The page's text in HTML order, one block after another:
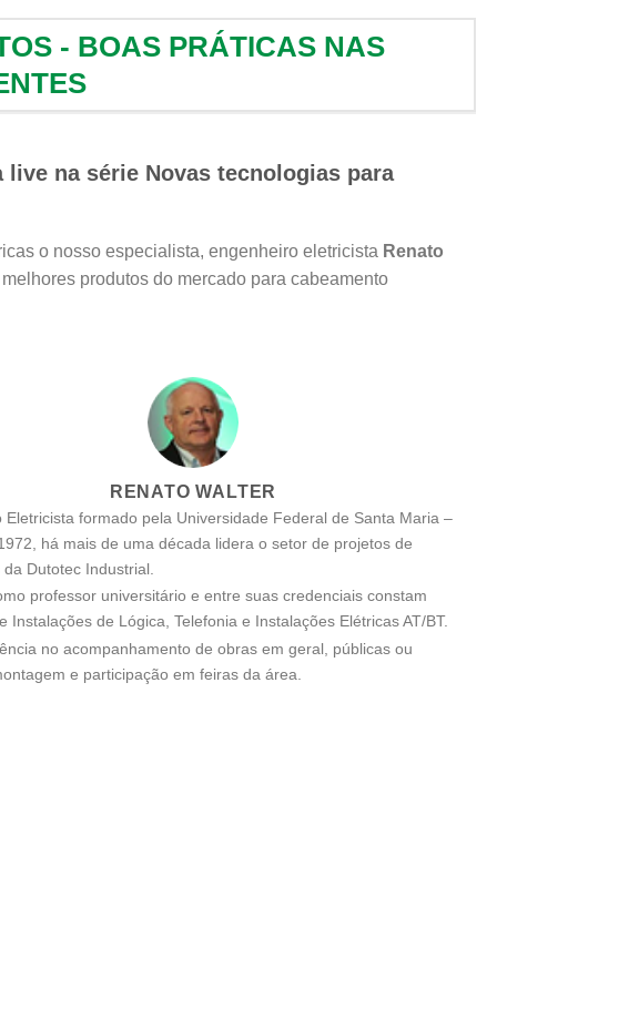
- BOAS PRÁTICAS NAS
na série Novas tecnologias para
o nosso especialista, engenheiro eletricista Renato
produtos do mercado para cabeamento
RENATO WALTER
Eletricista formado pela Universidade Federal de Santa Maria –
há mais de uma década lidera o setor de projetos de
Dutotec Industrial.
professor universitário e entre suas credenciais constam
Instalações de Lógica, Telefonia e Instalações Elétricas AT/BT.
no acompanhamento de obras em geral, públicas ou
e participação em feiras da área.